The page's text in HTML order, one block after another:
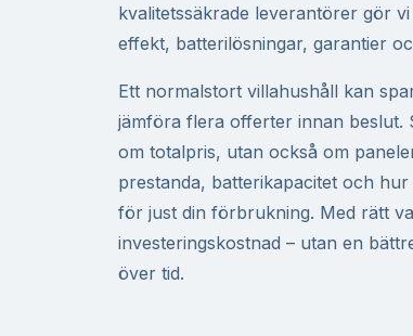
kvalitetssäkrade leverantörer gör
effekt, batterilösningar, garantier
Ett normalstort villahushåll kan
jämföra flera offerter innan beslut.
om totalpris, utan också om
prestanda, batterikapacitet och
för just din förbrukning. Med rätt
investeringskostnad – utan en
över tid.